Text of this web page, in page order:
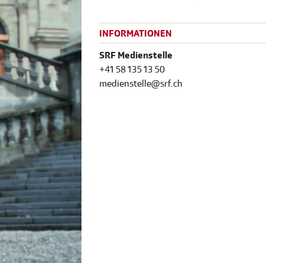
INFORMATIONEN
SRF Medienstelle
+41 58 135 13 50
medienstelle@srf.ch